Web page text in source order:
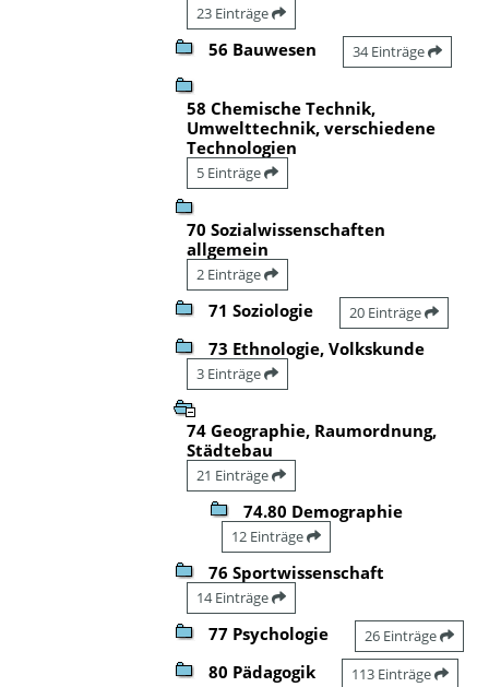
23 Einträge
56 Bauwesen 34 Einträge
58 Chemische Technik,
Umwelttechnik, verschiedene
Technologien
5 Einträge
70 Sozialwissenschaften
allgemein
2 Einträge
71 Soziologie 20 Einträge
73 Ethnologie, Volkskunde
3 Einträge
74 Geographie, Raumordnung,
Städtebau
21 Einträge
74.80 Demographie
12 Einträge
76 Sportwissenschaft
14 Einträge
77 Psychologie 26 Einträge
80 Pädagogik 113 Einträge